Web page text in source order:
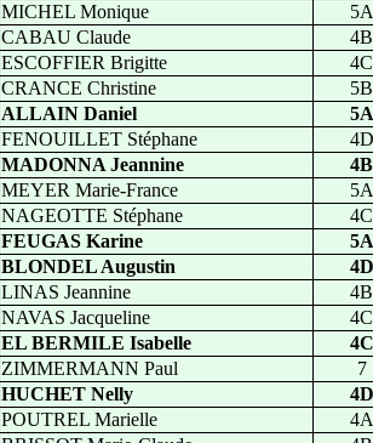
MICHEL Monique
5A
CABAU Claude
4B
ESCOFFIER Brigitte
4C
CRANCE Christine
5B
ALLAIN Daniel
5A
FENOUILLET Stéphane
4D
MADONNA Jeannine
4B
MEYER Marie-France
5A
NAGEOTTE Stéphane
4C
FEUGAS Karine
5A
BLONDEL Augustin
4D
LINAS Jeannine
4B
NAVAS Jacqueline
4C
EL BERMILE Isabelle
4C
ZIMMERMANN Paul
7
HUCHET Nelly
4D
POUTREL Marielle
4A